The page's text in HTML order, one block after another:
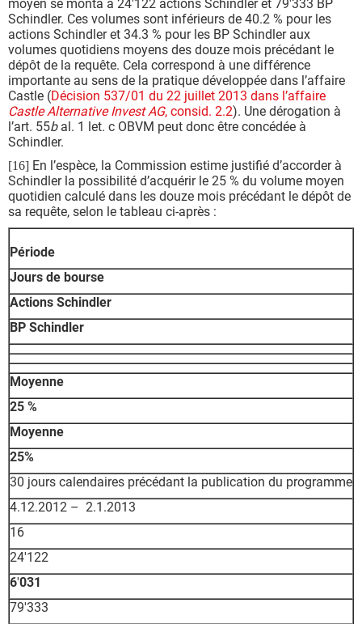
moyen se monta à 24'122 actions Schindler et 79'333 BP
Schindler. Ces volumes sont inférieurs de 40.2 % pour les
actions Schindler et 34.3 % pour les BP Schindler aux
volumes quotidiens moyens des douze mois précédant le
dépôt de la requête. Cela correspond à une différence
importante au sens de la pratique développée dans l’affaire
Castle (Décision 537/01 du 22 juillet 2013 dans l’affaire
Castle Alternative Invest AG, consid. 2.2). Une dérogation à
l’art. 55bal. 1 let. c OBVM peut donc être concédée à
Schindler.
[16] En l’espèce, la Commission estime justifié d’accorder à
Schindler la possibilité d’acquérir le 25 % du volume moyen
quotidien calculé dans les douze mois précédant le dépôt de
sa requête, selon le tableau ci-après :
Période
Jours de bourse
Actions Schindler
BP Schindler
Moyenne
25 %
Moyenne
25%
30 jours calendaires précédant la publication du programme
4.12.2012 – 2.1.2013
16
24'122
6'031
79'333